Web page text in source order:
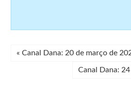
« Canal Dana: 20 de março de
Canal Dana: